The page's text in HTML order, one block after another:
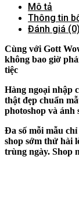
Mô tả
Thông tin
Đánh giá (0)
Cùng với Gott
không bao giờ
tiệc
Hàng ngoại nhập
thật đẹp chuẩn
photoshop và ánh
Đa số mỗi mẫu
shop sớm thử hài
trùng ngày. Shop